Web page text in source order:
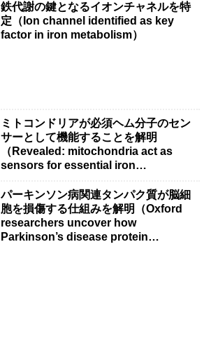
鉄代謝の鍵となるイオンチャネルを特
定（Ion channel identified as key
factor in iron metabolism）
ミトコンドリアが必須ヘム分子のセン
サーとして機能することを解明
（Revealed: mitochondria act as
sensors for essential iron
パーキンソン病関連タンパク質が脳細
胞を損傷する仕組みを解明（Oxford
researchers uncover how
Parkinson’s disease protein